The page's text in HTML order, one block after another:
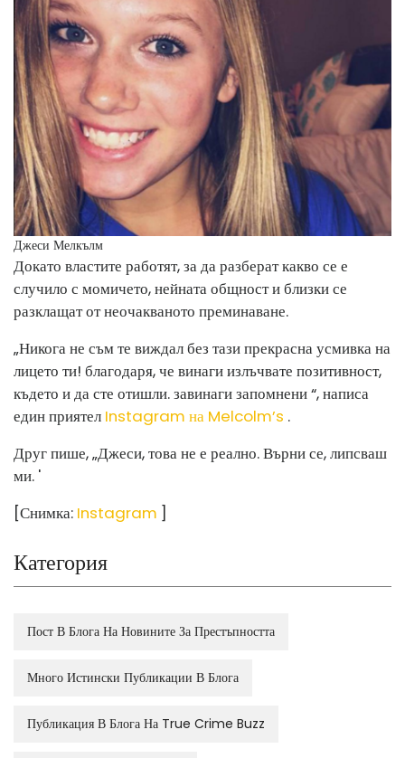
Джеси Мелкълм
Докато властите работят, за да разберат какво се е
случило с момичето, нейната общност и близки се
разклащат от неочакваното преминаване.
„Никога не съм те виждал без тази прекрасна усмивка на
лицето ти! благодаря, че винаги излъчвате позитивност,
където и да сте отишли. завинаги запомнени “, написа
един приятел Instagram на Melcolm’s .
Друг пише, „Джеси, това не е реално. Върни се, липсваш
ми. '
[Снимка: Instagram ]
Категория
Пост В Блога На Новините За Престъпността
Много Истински Публикации В Блога
Публикация В Блога На True Crime Buzz